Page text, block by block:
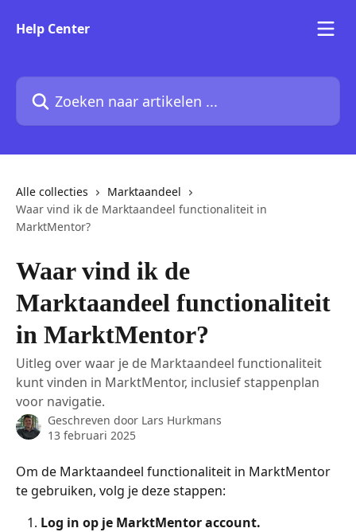
Help Center
Zoeken naar artikelen ...
Alle collecties
Marktaandeel
Waar vind ik de Marktaandeel functionaliteit in
MarktMentor?
Waar vind ik de
Marktaandeel functionaliteit
in MarktMentor?
Uitleg over waar je de Marktaandeel functionaliteit
kunt vinden in MarktMentor, inclusief stappenplan
voor navigatie.
Geschreven door Lars Hurkmans
13 februari 2025
Om de Marktaandeel functionaliteit in MarktMentor
te gebruiken, volg je deze stappen:
Log in op je MarktMentor account.